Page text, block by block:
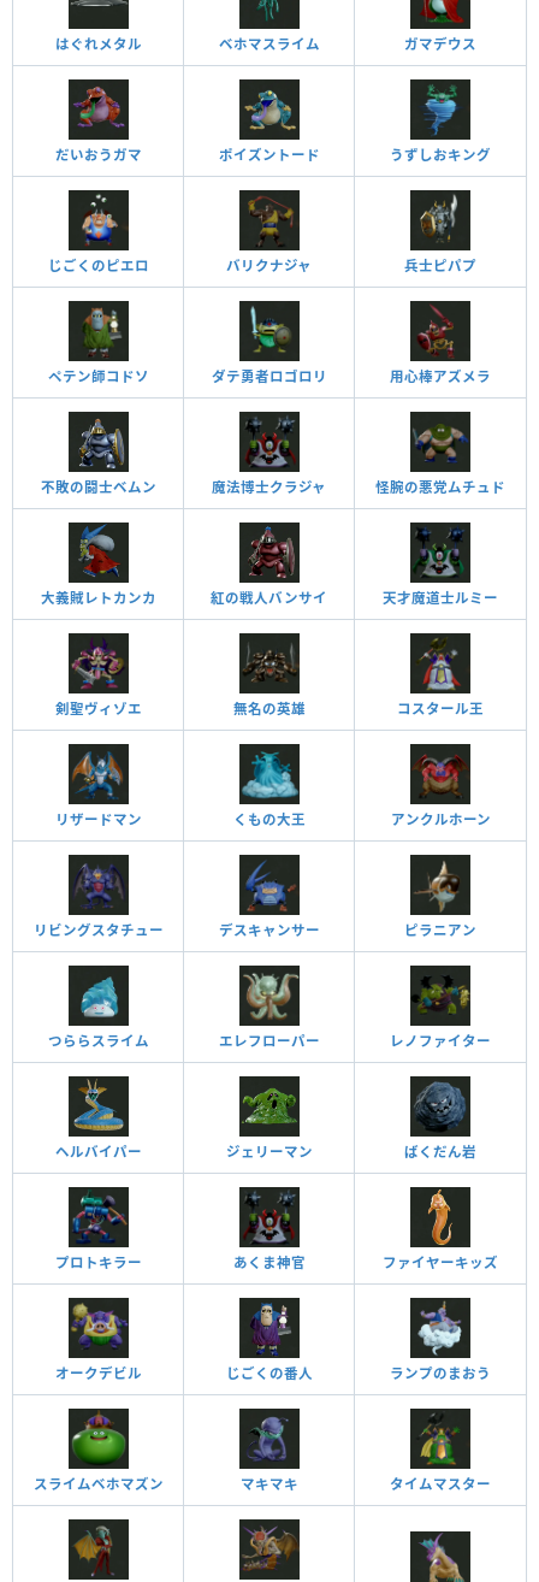
はぐれメタル ベホマスライム ガマデウス
だいおうガマ ポイズントード うずしおキング
じごくのピエロ バリクナジャ 兵士ピパプ
ペテン師コドソ ダテ勇者ロゴロリ 用心棒アズメラ
不敗の闘士ベムン 魔法博士クラジャ 怪腕の悪党ムチュド
大義賊レトカンカ 紅の戦人バンサイ 天才魔道士ルミー
剣聖ヴィゾエ 無名の英雄 コスタール王
リザードマン くもの大王 アンクルホーン
リビングスタチュー デスキャンサー ピラニアン
つららスライム エレフローパー レノファイター
ヘルバイパー ジェリーマン ばくだん岩
プロトキラー あくま神官 ファイヤーキッズ
オークデビル じごくの番人 ランプのまおう
スライムベホマズン マキマキ タイムマスター